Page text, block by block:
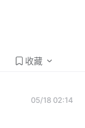
收藏
05/18 02:14